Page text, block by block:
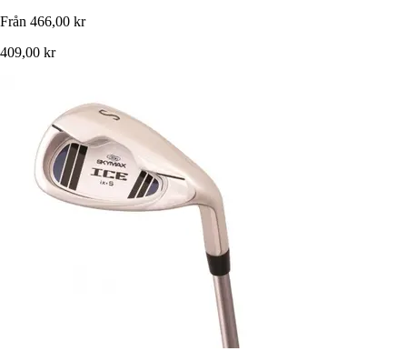
Från 466,00 kr
409,00 kr